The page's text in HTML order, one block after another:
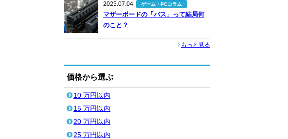
2025.07.04 ゲーム・PCコラム
マザーボードの「バス」って結局何
のこと？
もっと見る
価格から選ぶ
10 万円以内
15 万円以内
20 万円以内
25 万円以内